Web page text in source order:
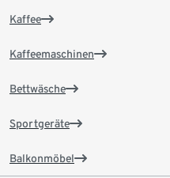
Kaffee
Kaffeemaschinen
Bettwäsche
Sportgeräte
Balkonmöbel